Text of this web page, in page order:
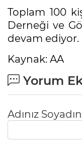
Toplam 100
Derneği ve
devam ediyor.
Kaynak: AA
Yorum
Adınız